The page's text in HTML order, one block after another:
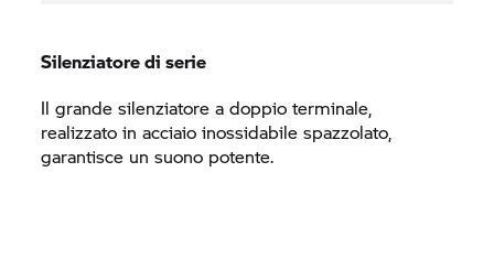
Silenziatore di serie
Il grande silenziatore a doppio terminale,
realizzato in acciaio inossidabile spazzolato,
garantisce un suono potente.